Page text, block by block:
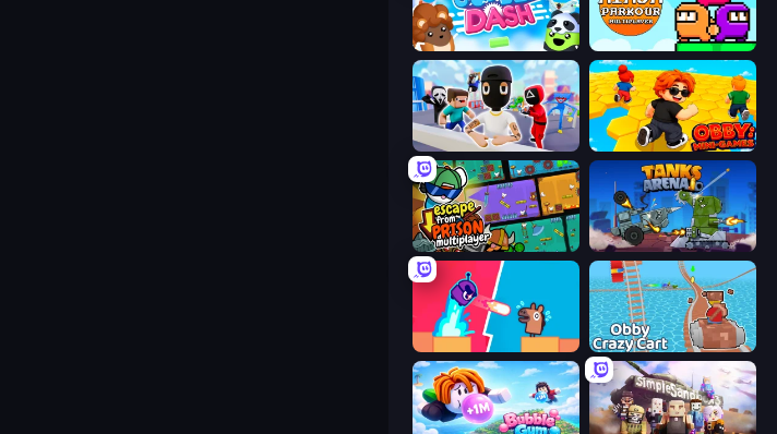
Goober Dash Ninja Parkour Multiplayer
Obby: Mini-Games
Escape From Prison Multiplayer Tanks Arena io: Craft & Combat
Boom Slingers ReBoom Obby: Crazy Cart